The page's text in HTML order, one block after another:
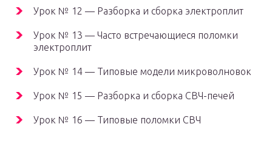
Урок № 12 — Разборка и сборка электроплит
Урок № 13 — Часто встречающиеся поломки
электроплит
Урок № 14 — Типовые модели микроволновок
Урок № 15 — Разборка и сборка СВЧ-печей
Урок № 16 — Типовые поломки СВЧ